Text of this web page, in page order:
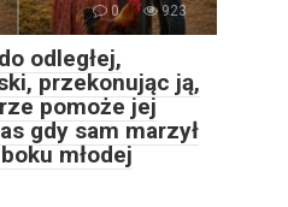
0 923
odległej,
przekonując ją,
pomoże jej
gdy sam marzył
młodej